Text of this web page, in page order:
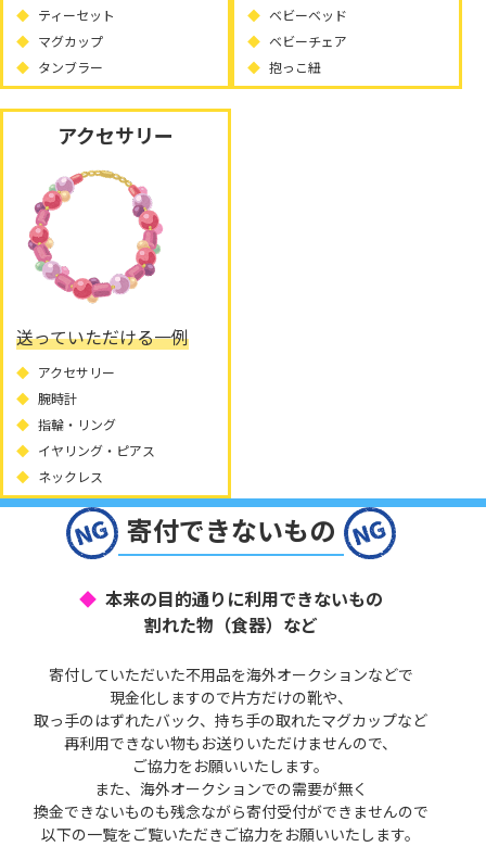
ティーセット
マグカップ
タンブラー
ベビーベッド
ベビーチェア
抱っこ紐
アクセサリー
送っていただける一例
アクセサリー
腕時計
指輪・リング
イヤリング・ピアス
ネックレス
寄付できないもの
本来の目的通りに利用できないもの
割れた物（食器）など
寄付していただいた不用品を海外オークションなどで
現金化しますので片方だけの靴や、
取っ手のはずれたバック、持ち手の取れたマグカップなど
再利用できない物もお送りいただけませんので、
ご協力をお願いいたします。
また、海外オークションでの需要が無く
換金できないものも残念ながら寄付受付ができませんので
以下の一覧をご覧いただきご協力をお願いいたします。